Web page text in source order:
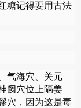
糖记得要用古法
气海穴、关元
阙穴位上隔姜
穴，因为这是毒